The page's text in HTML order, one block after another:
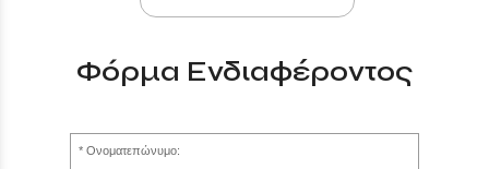
Φόρμα Ενδιαφέροντος
Ονοματεπώνυμο: